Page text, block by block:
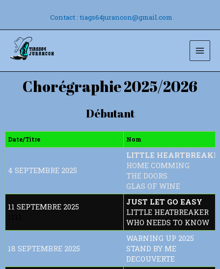
Contact : tiags64jurancon@gmail.com
Main
Chorégraphie 2025/2026
Débutant
Date/Titre Nom
4 SEPTEMBRE 2025
LITTLE
HOME COMMING
THE DOORS
GLAS OF WINE
11 SEPTEMBRE 2025
JUST LET GO EASY
LITTLE HEATBREAKER
WHO NEEDS TO KNOW
18 SEPTEMBRE 2025
WARNING UP 2025
STAND BY ME
DECOUVERTE